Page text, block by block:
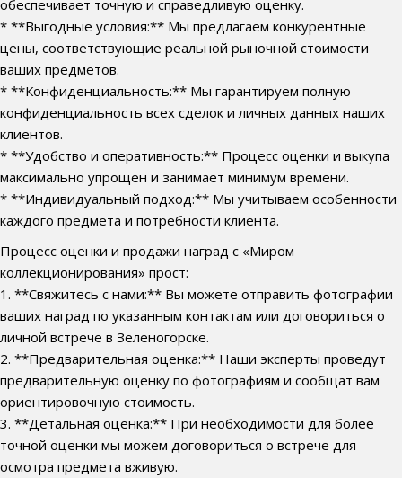
обеспечивает точную и справедливую оценку.
* **Выгодные условия:** Мы предлагаем конкурентные
цены, соответствующие реальной рыночной стоимости
ваших предметов.
* **Конфиденциальность:** Мы гарантируем полную
конфиденциальность всех сделок и личных данных наших
клиентов.
* **Удобство и оперативность:** Процесс оценки и выкупа
максимально упрощен и занимает минимум времени.
* **Индивидуальный подход:** Мы учитываем особенности
каждого предмета и потребности клиента.
Процесс оценки и продажи наград с «Миром
коллекционирования» прост:
1. **Свяжитесь с нами:** Вы можете отправить фотографии
ваших наград по указанным контактам или договориться о
личной встрече в Зеленогорске.
2. **Предварительная оценка:** Наши эксперты проведут
предварительную оценку по фотографиям и сообщат вам
ориентировочную стоимость.
3. **Детальная оценка:** При необходимости для более
точной оценки мы можем договориться о встрече для
осмотра предмета вживую.